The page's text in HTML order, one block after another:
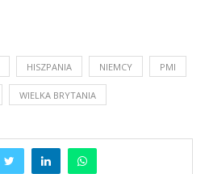
HISZPANIA NIEMCY PMI
WIELKA BRYTANIA